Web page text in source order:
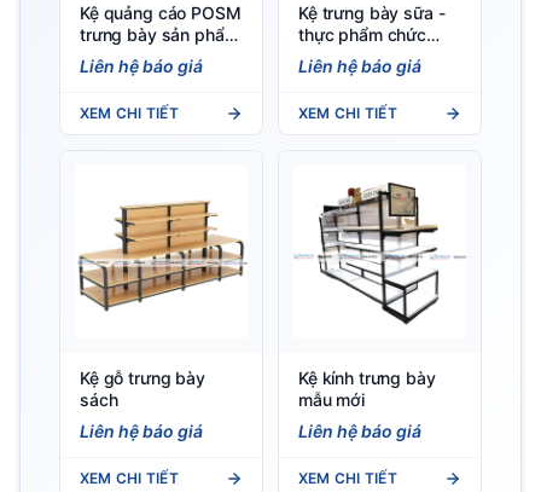
Kệ quảng cáo POSM
trưng bày sản phẩm
khuyến mãi
Liên hệ báo giá
XEM CHI TIẾT
Kệ trưng bày sữa -
thực phẩm chức
năng
Liên hệ báo giá
XEM CHI TIẾT
Kệ gỗ trưng bày
sách
Liên hệ báo giá
XEM CHI TIẾT
Kệ kính trưng bày
mẫu mới
Liên hệ báo giá
XEM CHI TIẾT